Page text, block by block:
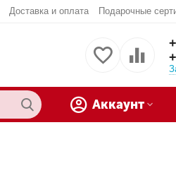
Доставка и оплата Подарочные
Аккаунт